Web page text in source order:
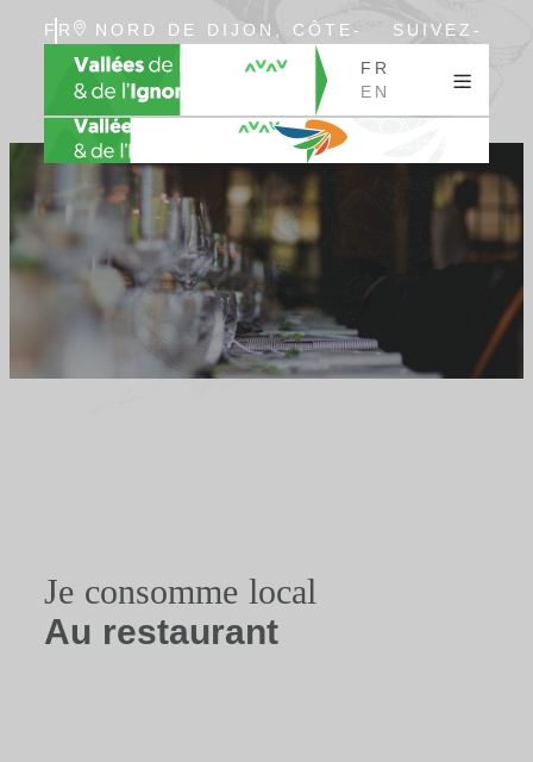
FR
EN
NORD DE DIJON, CÔTE-
D’OR, BOURGOGNE
SUIVEZ-
FR
EN
Je consomme local
Au restaurant